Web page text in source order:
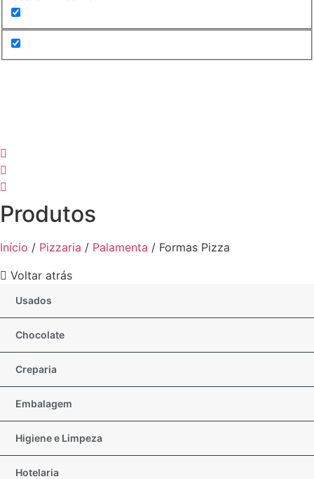
Produtos
Início / Pizzaria / Palamenta / Formas Pizza
Voltar atrás
Usados
Chocolate
Creparia
Embalagem
Higiene e Limpeza
Hotelaria